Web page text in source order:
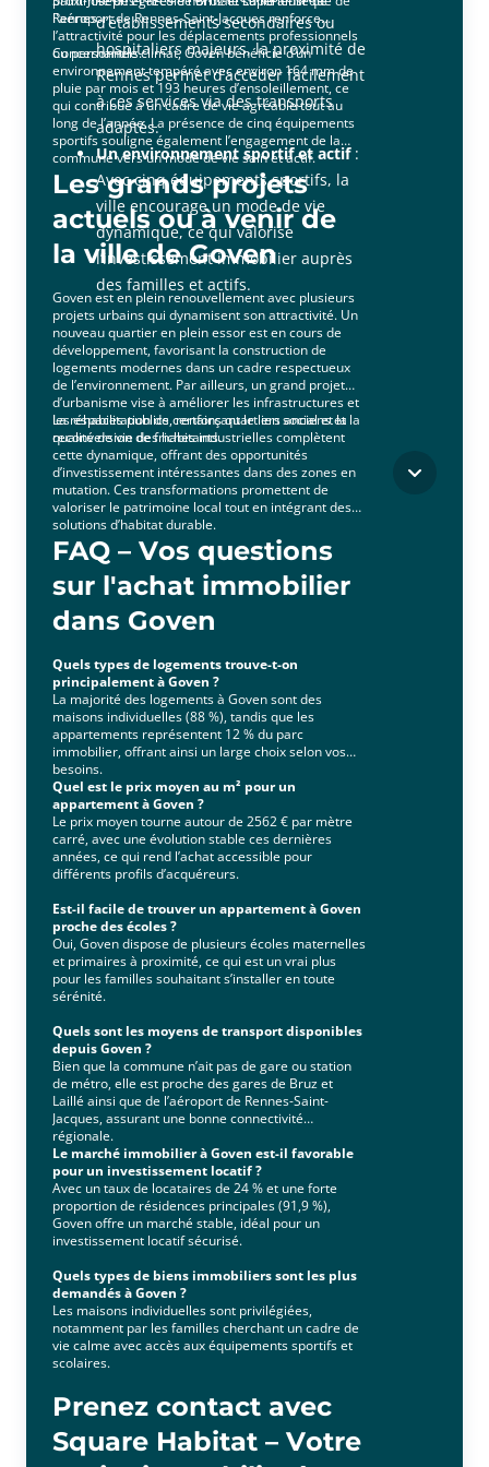
d’établissements secondaires ou
hospitaliers majeurs, la proximité de
Rennes permet d’accéder facilement
à ces services via des transports
adaptés.
Un environnement sportif et actif:
Avec cinq équipements sportifs, la
ville encourage un mode de vie
dynamique, ce qui valorise
l’investissement immobilier auprès
des familles et actifs.
Rennes.
l'aéroport de Rennes-Saint-Jacques renforce
l’attractivité pour les déplacements professionnels
ou personnels.
Concernant le climat, Goven bénéficie d’un
environnement tempéré avec environ 164 mm de
pluie par mois et 193 heures d’ensoleillement, ce
qui contribue à un cadre de vie agréable tout au
long de l’année. La présence de cinq équipements
sportifs souligne également l’engagement de la
commune vers un mode de vie sain et actif.
Les grands projets
actuels ou à venir de
la ville de Goven
Goven est en plein renouvellement avec plusieurs
projets urbains qui dynamisent son attractivité. Un
nouveau quartier en plein essor est en cours de
développement, favorisant la construction de
logements modernes dans un cadre respectueux
de l’environnement. Par ailleurs, un grand projet
d’urbanisme vise à améliorer les infrastructures et
les espaces publics, renforçant le lien social et la
qualité de vie des habitants.
La réhabilitation de certains quartiers anciens et la
reconversion de friches industrielles complètent
cette dynamique, offrant des opportunités
d’investissement intéressantes dans des zones en
mutation. Ces transformations promettent de
valoriser le patrimoine local tout en intégrant des
solutions d’habitat durable.
FAQ – Vos questions
sur l'achat immobilier
dans Goven
Quels types de logements trouve-t-on
principalement à Goven ?
La majorité des logements à Goven sont des
maisons individuelles (88 %), tandis que les
appartements représentent 12 % du parc
immobilier, offrant ainsi un large choix selon vos
besoins.
Quel est le prix moyen au m² pour un
appartement à Goven ?
Le prix moyen tourne autour de 2562 € par mètre
carré, avec une évolution stable ces dernières
années, ce qui rend l’achat accessible pour
différents profils d’acquéreurs.
Est-il facile de trouver un appartement à Goven
proche des écoles ?
Oui, Goven dispose de plusieurs écoles maternelles
et primaires à proximité, ce qui est un vrai plus
pour les familles souhaitant s’installer en toute
sérénité.
Quels sont les moyens de transport disponibles
depuis Goven ?
Bien que la commune n’ait pas de gare ou station
de métro, elle est proche des gares de Bruz et
Laillé ainsi que de l’aéroport de Rennes-Saint-
Jacques, assurant une bonne connectivité
régionale.
Le marché immobilier à Goven est-il favorable
pour un investissement locatif ?
Avec un taux de locataires de 24 % et une forte
proportion de résidences principales (91,9 %),
Goven offre un marché stable, idéal pour un
investissement locatif sécurisé.
Quels types de biens immobiliers sont les plus
demandés à Goven ?
Les maisons individuelles sont privilégiées,
notamment par les familles cherchant un cadre de
vie calme avec accès aux équipements sportifs et
scolaires.
Prenez contact avec
Square Habitat – Votre